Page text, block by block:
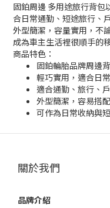
固鉑周邊 多用途旅行背
合日常通勤、短途旅行、
外型簡潔，容量實用，不
成為車主生活裡很順手的
商品特色：
固鉑輪胎品牌周邊
輕巧實用，適合日
適合通勤、旅行、
外型簡潔，容易搭
可作為日常收納與
關於我們
品牌介紹